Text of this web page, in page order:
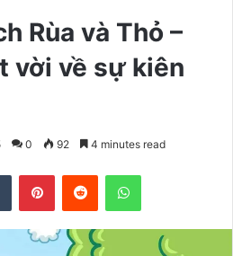
Rùa và Thỏ –
vời về sự kiên
0 92 4 minutes read